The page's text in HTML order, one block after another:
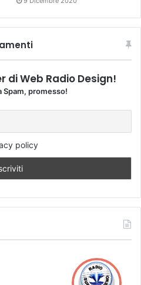
Web Radio Design!
Spam, promesso!
policy